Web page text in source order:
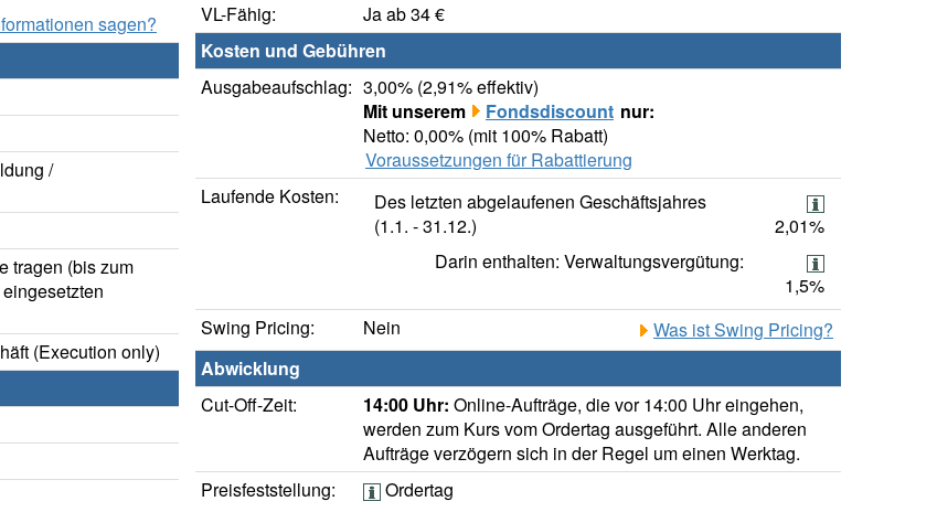
sagen?
/
tragen (bis zum
(Execution only)
VL-Fähig:
Ja ab 34 €
Kosten und Gebühren
Ausgabeaufschlag: 3,00% (2,91% effektiv)
Mit unserem
Fondsdiscount nur:
Netto: 0,00% (mit 100% Rabatt)
Voraussetzungen für Rabattierung
Laufende Kosten:
Des letzten abgelaufenen Geschäftsjahres
(1.1. - 31.12.)
2,01%
Darin enthalten: Verwaltungsvergütung:
1,5%
Swing Pricing:
Nein
Was ist Swing Pricing?
Abwicklung
Cut-Off-Zeit:
14:00 Uhr: Online-Aufträge, die vor 14:00 Uhr eingehen,
werden zum Kurs vom Ordertag ausgeführt. Alle anderen
Aufträge verzögern sich in der Regel um einen Werktag.
Preisfeststellung:
Ordertag